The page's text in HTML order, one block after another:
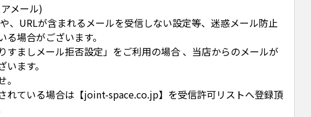
メール)
、URLが含まれるメールを受信しない設定等、迷惑メール防止
場合がございます。
すましメール拒否設定」をご利用の場合 、当店からのメールが
ます。
れている場合は【joint-space.co.jp】を受信許可リストへ登録頂